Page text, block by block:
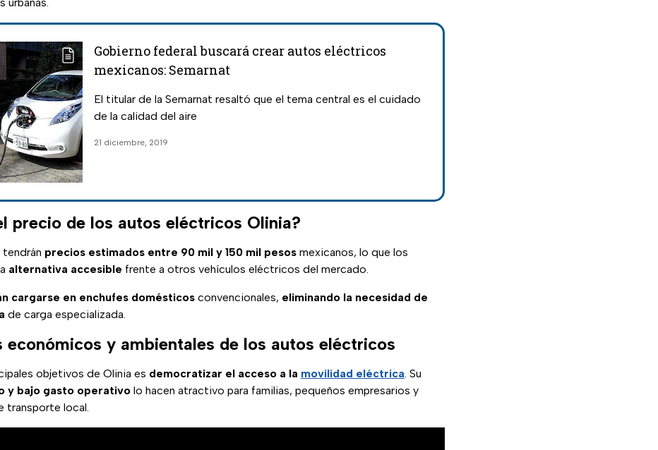
urbanas.
Gobierno federal buscará crear autos eléctricos
mexicanos: Semarnat
El titular de la Semarnat resaltó que el tema central es el cuidado
de la calidad del aire
21 diciembre, 2019
precio de los autos eléctricos Olinia?
precios estimados entre 90 mil y 150 mil pesos mexicanos, lo que los
alternativa accesible frente a otros vehículos eléctricos del mercado.
cargarse en enchufes domésticos convencionales, eliminando la necesidad de
de carga especializada.
económicos y ambientales de los autos eléctricos
objetivos de Olinia es democratizar el acceso a la movilidad eléctrica. Su
y bajo gasto operativo lo hacen atractivo para familias, pequeños empresarios y
transporte local.